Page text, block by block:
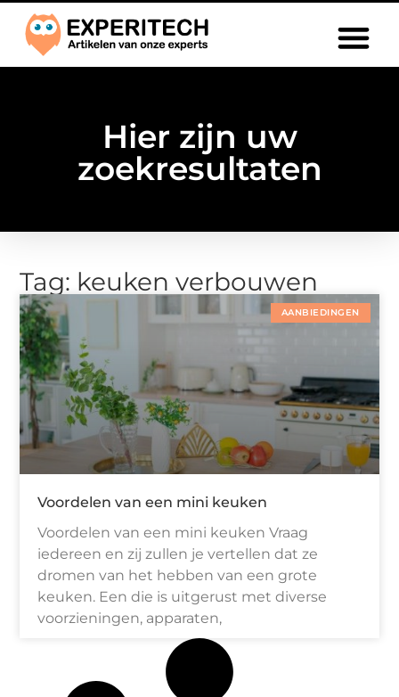
Hier zijn uw
zoekresultaten
Tag: keuken verbouwen
AANBIEDINGEN
Voordelen van een mini keuken
Voordelen van een mini keuken Vraag
iedereen en zij zullen je vertellen dat ze
dromen van het hebben van een grote
keuken. Een die is uitgerust met diverse
voorzieningen, apparaten,